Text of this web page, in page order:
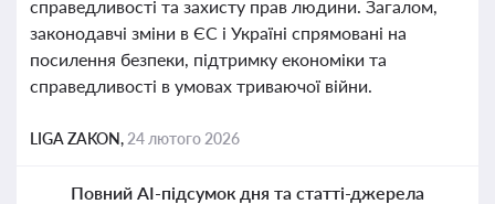
справедливості та захисту прав людини. Загалом,
законодавчі зміни в ЄС і Україні спрямовані на
посилення безпеки, підтримку економіки та
справедливості в умовах триваючої війни.
LIGA ZAKON, 24 лютого 2026
Повний AI-підсумок дня та статті-джерела